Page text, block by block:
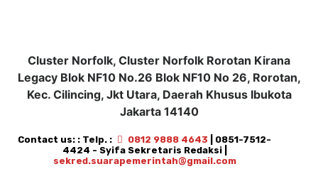
Cluster Norfolk, Cluster Norfolk Rorotan Kirana
Legacy Blok NF10 No.26 Blok NF10 No 26, Rorotan,
Kec. Cilincing, Jkt Utara, Daerah Khusus Ibukota
Jakarta 14140
Contact us: : Telp. : 0812 9888 4643 | 0851-7512-
4424 - Syifa Sekretaris Redaksi |
sekred.suarapemerintah@gmail.com